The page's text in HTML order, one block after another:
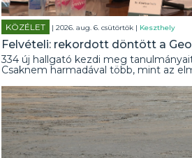
KÖZÉLET | 2026. aug. 6. csütörtök | Keszthely
Felvételi: rekordott döntött a
334 új hallgató kezdi meg
Csaknem harmadával több, mint az